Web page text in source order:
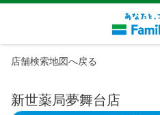
店舗検索地図へ戻る
新世薬局夢舞台店